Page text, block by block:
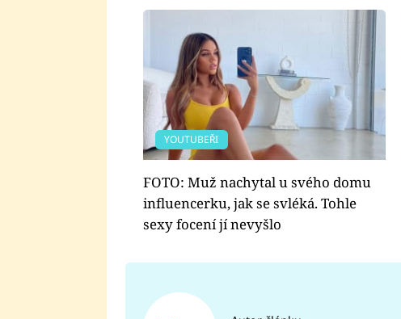
YOUTUBEŘI
FOTO: Muž nachytal u svého domu
influencerku, jak se svléká. Tohle
sexy focení jí nevyšlo